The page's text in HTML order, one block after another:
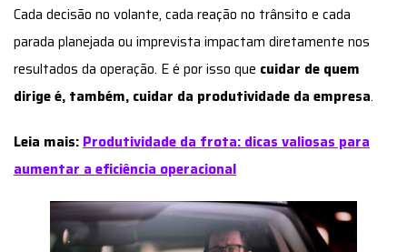
Cada decisão no volante, cada reação no trânsito e cada
parada planejada ou imprevista impactam diretamente nos
resultados da operação. E é por isso que cuidar de quem
dirige é, também, cuidar da produtividade da empresa.
Leia mais:Produtividade da frota: dicas valiosas para
aumentar a eficiência operacional